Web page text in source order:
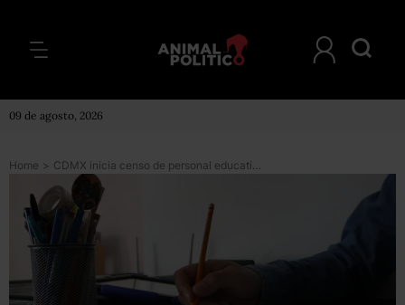
09 de agosto, 2026
Home > CDMX inicia censo de personal educativo para vacunación contra COVID-19